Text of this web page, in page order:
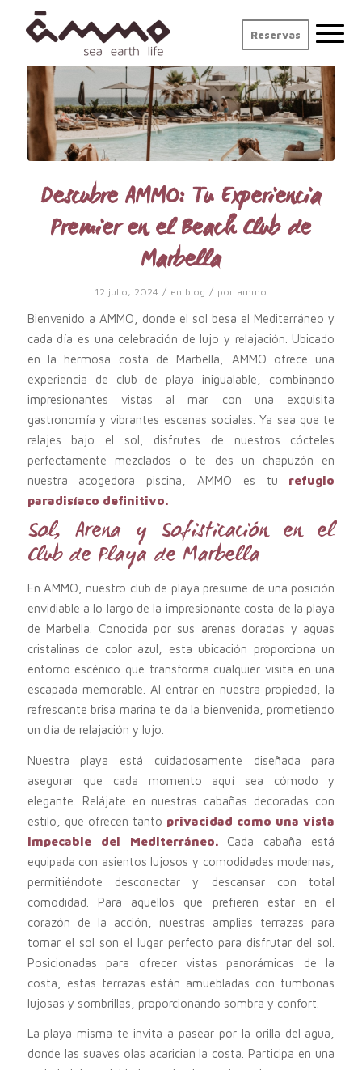
Reservas
Descubre AMMO: Tu Experiencia
Premier en el Beach Club de
Marbella
12 julio, 2024 / en blog / por ammo
Bienvenido a AMMO, donde el sol besa el Mediterráneo y
cada día es una celebración de lujo y relajación. Ubicado
en la hermosa costa de Marbella, AMMO ofrece una
experiencia de club de playa inigualable, combinando
impresionantes vistas al mar con una exquisita
gastronomía y vibrantes escenas sociales. Ya sea que te
relajes bajo el sol, disfrutes de nuestros cócteles
perfectamente mezclados o te des un chapuzón en
nuestra acogedora piscina, AMMO es tu refugio
paradisíaco definitivo.
Sol, Arena y Sofisticación en el
Club de Playa de Marbella
En AMMO, nuestro club de playa presume de una posición
envidiable a lo largo de la impresionante costa de la playa
de Marbella. Conocida por sus arenas doradas y aguas
cristalinas de color azul, esta ubicación proporciona un
entorno escénico que transforma cualquier visita en una
escapada memorable. Al entrar en nuestra propiedad, la
refrescante brisa marina te da la bienvenida, prometiendo
un día de relajación y lujo.
Nuestra playa está cuidadosamente diseñada para
asegurar que cada momento aquí sea cómodo y
elegante. Relájate en nuestras cabañas decoradas con
estilo, que ofrecen tanto privacidad como una vista
impecable del Mediterráneo.Cada cabaña está
equipada con asientos lujosos y comodidades modernas,
permitiéndote desconectar y descansar con total
comodidad. Para aquellos que prefieren estar en el
corazón de la acción, nuestras amplias terrazas para
tomar el sol son el lugar perfecto para disfrutar del sol.
Posicionadas para ofrecer vistas panorámicas de la
costa, estas terrazas están amuebladas con tumbonas
lujosas y sombrillas, proporcionando sombra y confort.
La playa misma te invita a pasear por la orilla del agua,
donde las suaves olas acarician la costa. Participa en una